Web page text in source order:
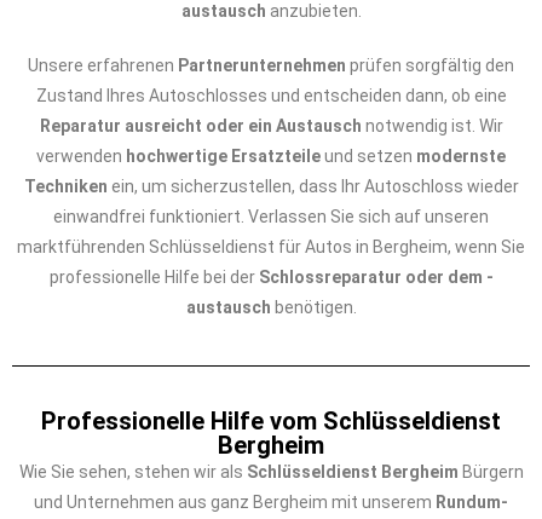
austausch anzubieten.
Unsere erfahrenen Partnerunternehmen prüfen sorgfältig den
Zustand Ihres Autoschlosses und entscheiden dann, ob eine
Reparatur ausreicht oder ein Austausch notwendig ist. Wir
verwenden hochwertige Ersatzteileund setzen modernste
Techniken ein, um sicherzustellen, dass Ihr Autoschloss wieder
einwandfrei funktioniert. Verlassen Sie sich auf unseren
marktführenden Schlüsseldienst für Autos in Bergheim, wenn Sie
professionelle Hilfe bei der Schlossreparatur oder dem -
austausch benötigen.
Professionelle Hilfe vom Schlüsseldienst
Bergheim
Wie Sie sehen, stehen wir als Schlüsseldienst Bergheim Bürgern
und Unternehmen aus ganz Bergheim mit unserem Rundum-